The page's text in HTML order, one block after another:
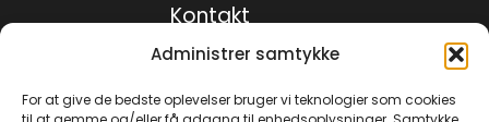
Administrer samtykke
For at give de bedste oplevelser bruger vi teknologier som cookies
Kontakt
Medie kit
Privatlivspolitik